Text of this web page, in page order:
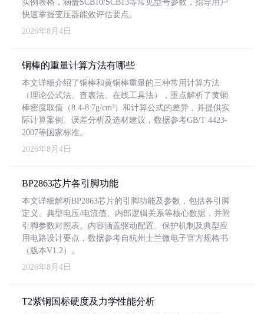
实例表格，涵盖SCB10/SCB13等常见型号参数，指导用户
快速掌握变压器能效评估要点。
2026年8月4日
铜棒的重量计算方法有哪些
本文详细介绍了铜棒和黄铜棒重量的三种常用计算方法
（理论公式法、查表法、在线工具法），重点解析了黄铜
棒密度取值（8.4-8.7g/cm³）和计算公式的差异，并提供实
际计算案例、误差分析及选材建议，数据参考GB/T 4423-
2007等国家标准。
2026年8月4日
BP2863芯片各引脚功能
本文详细解析BP2863芯片的引脚功能及参数，包括各引脚
定义、典型电压/电流值、内部逻辑关系等核心数据，并附
引脚参数对照表。内容涵盖驱动配置、保护机制及典型应
用电路设计要点，数据参考自杭州士兰微电子官方规格书
（版本V1.2）。
2026年8月4日
T2紫铜国标硬度及力学性能分析